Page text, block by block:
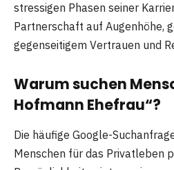
stressigen Phasen seiner
Partnerschaft auf Augenhöhe,
gegenseitigem Vertrauen und
Warum suchen
Hofmann Ehefrau“?
Die häufige Google-
Menschen für das Privatleben